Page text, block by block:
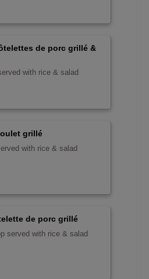
de porc grillé &
with rice & salad
grillé
with rice & salad
de porc grillé
served with rice & salad